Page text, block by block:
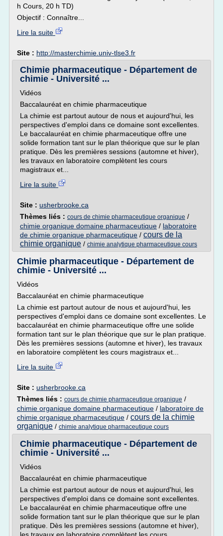
h Cours, 20 h TD)
Objectif : Connaître...
Lire la suite
Site : http://masterchimie.univ-tlse3.fr
Chimie pharmaceutique - Département de
chimie - Université ...
Vidéos
Baccalauréat en chimie pharmaceutique
La chimie est partout autour de nous et aujourd'hui, les
perspectives d'emploi dans ce domaine sont excellentes.
Le baccalauréat en chimie pharmaceutique offre une
solide formation tant sur le plan théorique que sur le plan
pratique. Dès les premières sessions (automne et hiver),
les travaux en laboratoire complètent les cours
magistraux et...
Lire la suite
Site : usherbrooke.ca
Thèmes liés : cours de chimie pharmaceutique organique /
chimie organique domaine pharmaceutique / laboratoire
de chimie organique pharmaceutique / cours de la
chimie organique / chimie analytique pharmaceutique cours
Chimie pharmaceutique - Département de
chimie - Université ...
Vidéos
Baccalauréat en chimie pharmaceutique
La chimie est partout autour de nous et aujourd'hui, les
perspectives d'emploi dans ce domaine sont excellentes. Le
baccalauréat en chimie pharmaceutique offre une solide
formation tant sur le plan théorique que sur le plan pratique.
Dès les premières sessions (automne et hiver), les travaux
en laboratoire complètent les cours magistraux et...
Lire la suite
Site : usherbrooke.ca
Thèmes liés : cours de chimie pharmaceutique organique /
chimie organique domaine pharmaceutique / laboratoire de
chimie organique pharmaceutique / cours de la chimie
organique / chimie analytique pharmaceutique cours
Chimie pharmaceutique - Département de
chimie - Université ...
Vidéos
Baccalauréat en chimie pharmaceutique
La chimie est partout autour de nous et aujourd'hui, les
perspectives d'emploi dans ce domaine sont excellentes.
Le baccalauréat en chimie pharmaceutique offre une
solide formation tant sur le plan théorique que sur le plan
pratique. Dès les premières sessions (automne et hiver),